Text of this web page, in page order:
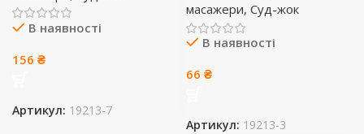
В наявності
156 ₴
Артикул: 19213-7
масажери, Суд-жок
В наявності
66 ₴
Артикул: 19213-3